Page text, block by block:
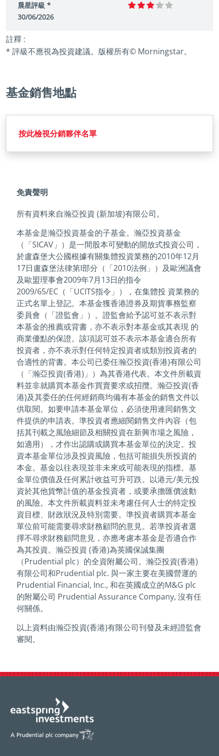
晨星評級 *
30/06/2026
註釋 :
* 評級不應視為投資建議。版權所有© Morningstar。
基金銷售地點
按此檢視分銷夥伴名單
免責聲明
所有資料來自瀚亞投資 (新加坡)有限公司。
本基金是瀚亞投資基金的子基金。瀚亞投資基金
（「SICAV」）是一間股本可變動的開放式投資公司，
於盧森堡大公國根據有關集體投資業務的2010年12月
17日盧森堡法律第I部分（「2010法例」）及歐洲議會
及歐盟理事會2009年7月13日的指令
2009/65/EC（「UCITS指令」），在集體投 資業務的
正式名單上登記。本基金獲香港證券及期貨事務監察
委員會（「證監會」）。證監會給予認可並不表示對
本基金的推薦或背書，亦不表示對本基金或其表現 的
商業優點的保證。該項認可並不表示本基金適合所有
投資者，亦不表示對任何特定投資者或類別投資者的
合適性的背書。本公司已委任瀚亞投資(香港)有限公司
（「瀚亞投資(香港)」）為其香港代表。本文件所載資
料並非就購買本基金作買賣要求或招攬。瀚亞投資(香
港)及其委任的任何經銷商均備有本基金的銷售文件以
供取閱。如要申請本基金單位，必須使用連同銷售文
件提供的申請表。準投資者應細閱銷售文件內容（包
括其刊載之風險細節及相關投資在新興市場之風險，
如適用），才作出認購或購買本基金單位的決定。投
資本基金單位涉及投資風險，包括可能損失所投資的
本金。基金以往表現並非未來或可能表現的指標。基
金單位價值及任何累計收益可升可跌。以港元/美元投
資於其他貨幣計值的基金投資者，或要承擔匯價波動
的風險。本文件所載資料並未考慮任何人士的特定投
資目標、財政狀況及特別需要。準投資者購買本基金
單位前可能需要尋求財務顧問的意見。若準投資者選
擇不尋求財務顧問意見，亦應考慮本基金是否適合作
為其投資。瀚亞投資 (香港)為英國保誠集團
（Prudential plc）的全資附屬公司。瀚亞投資(香港)
有限公司和Prudential plc. 與一家主要在美國營運的
Prudential Financial, Inc., 和在英國成立的M&G plc
的附屬公司 Prudential Assurance Company, 沒有任
何關係。
以上資料由瀚亞投資(香港)有限公司刊發及未經證監會
審閱。